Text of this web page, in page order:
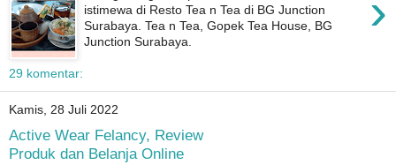
istimewa di Resto Tea n Tea di BG Junction
Surabaya. Tea n Tea, Gopek Tea House, BG
Junction Surabaya.
29 komentar:
Kamis, 28 Juli 2022
Active Wear Felancy, Review
Produk dan Belanja Online